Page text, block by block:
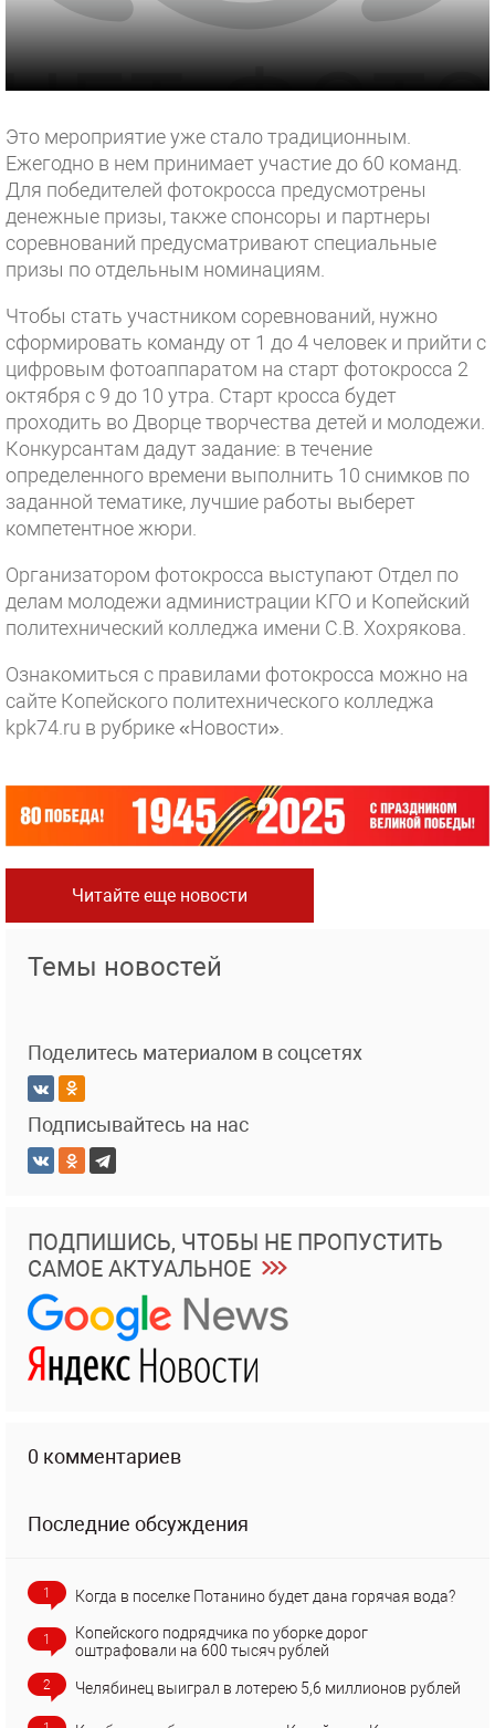
Это мероприятие уже стало традиционным.
Ежегодно в нем принимает участие до 60 команд.
Для победителей фотокросса предусмотрены
денежные призы, также спонсоры и партнеры
соревнований предусматривают специальные
призы по отдельным номинациям.
Чтобы стать участником соревнований, нужно
сформировать команду от 1 до 4 человек и прийти с
цифровым фотоаппаратом на старт фотокросса 2
октября с 9 до 10 утра. Старт кросса будет
проходить во Дворце творчества детей и молодежи.
Конкурсантам дадут задание: в течение
определенного времени выполнить 10 снимков по
заданной тематике, лучшие работы выберет
компетентное жюри.
Организатором фотокросса выступают Отдел по
делам молодежи администрации КГО и Копейский
политехнический колледжа имени С.В. Хохрякова.
Ознакомиться с правилами фотокросса можно на
сайте Копейского политехнического колледжа
kpk74.ru в рубрике «Новости».
Читайте еще новости
Темы новостей
Поделитесь материалом в соцсетях
Подписывайтесь на нас
ПОДПИШИСЬ, ЧТОБЫ НЕ ПРОПУСТИТЬ
САМОЕ АКТУАЛЬНОЕ
0 комментариев
Последние обсуждения
1 Когда в поселке Потанино будет дана горячая вода?
1
Копейского подрядчика по уборке дорог
оштрафовали на 600 тысяч рублей
2 Челябинец выиграл в лотерею 5,6 миллионов рублей